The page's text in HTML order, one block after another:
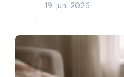
19. juni 2026